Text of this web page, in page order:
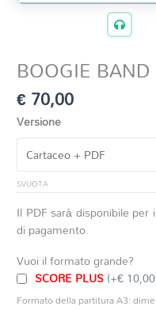
BOOGIE BAND
€70,00
Versione
SVUOTA
Il PDF sarà disponibile
di pagamento.
Vuoi il formato grande?
SCORE PLUS(+€
Formato della partitura A3: